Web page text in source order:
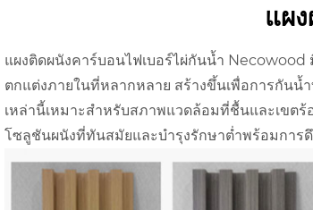
แผ
แผงติดผนังคาร์บอนไฟเบอร์ไผ่กันน้ำ Necowood
ตกแต่งภายในที่หลากหลาย สร้างขึ้นเพื่อการกันน้
เหล่านี้เหมาะสำหรับสภาพแวดล้อมที่ชื้นและเขต
โซลูชันผนังที่ทันสมัยและบำรุงรักษาต่ำพร้อมการ